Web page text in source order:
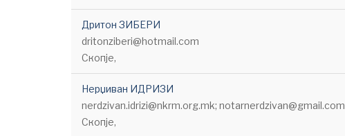
Дритон ЗИБЕРИ
dritonziberi@hotmail.com
Скопје,
Нерџиван ИДРИЗИ
nerdzivan.idrizi@nkrm.org.mk; notarnerdzivan@gmail.com
Скопје,